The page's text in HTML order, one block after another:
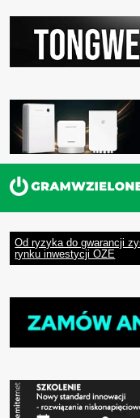
Od ryzyka do gwarancji
rynku inwestycji OZE